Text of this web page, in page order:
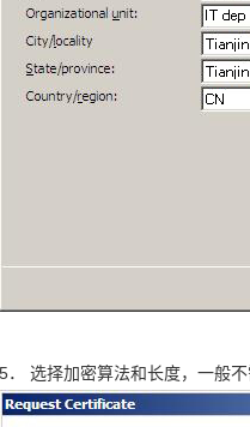
5． 选择加密算法和长度，一般